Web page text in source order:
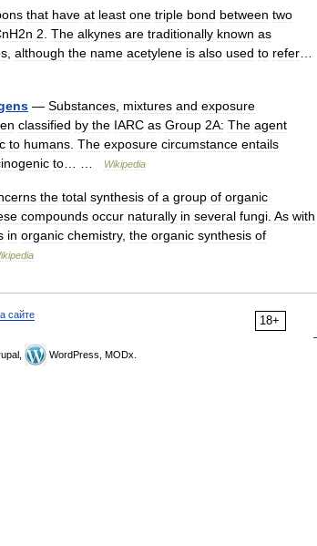
that have at least one triple bond between two
2 The alkynes are traditionally known as
although the name acetylene is also used to refer
— Substances mixtures and exposure
classified by the IARC as Group 2A: The agent
to humans The exposure circumstance entails
to Wikipedia
the total synthesis of a group of organic
compounds occur naturally in several fungi As with
in organic chemistry, the organic synthesis of
18+
сайте
WordPress, MODx.